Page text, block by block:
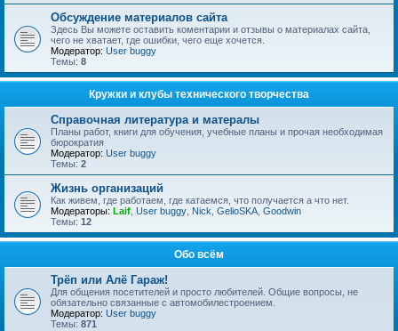
Обсуждение материалов сайта
Здесь Вы можете оставить коментарии и отзывы о материалах сайта,
чего не хватает, где ошибки, чего еще хочется.
Модератор: User buggy
Темы: 8
Кружки и клубы технического творчества
Справочная литература и матералы
Планы работ, книги для обучения, учебные планы и прочая необходимая
бюрократия
Модератор: User buggy
Темы: 2
Жизнь организаций
Как живем, где работаем, где катаемся, что получается а что нет.
Модераторы: Laif User buggy Nick GelioSKA Goodwin
Темы: 12
Обо всём
Трёп или Алё Гараж!
Для общения посетителей и просто любителей. Общие вопросы, не
обязательно связанные с автомобилестроением.
Модератор: User buggy
Темы: 871